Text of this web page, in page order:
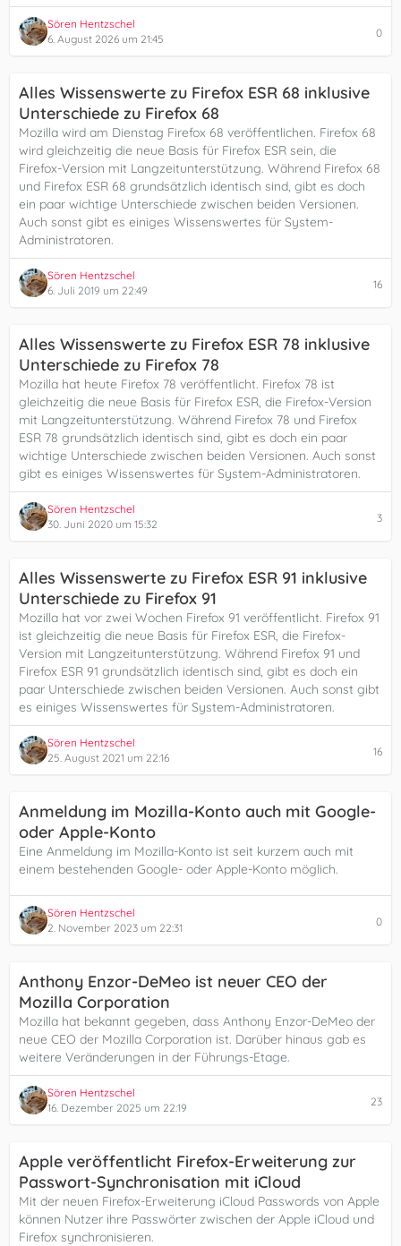
Sören Hentzschel
6. August 2026 um 21:45
0
Alles Wissenswerte zu Firefox ESR 68 inklusive
Unterschiede zu Firefox 68
Mozilla wird am Dienstag Firefox 68 veröffentlichen. Firefox 68
wird gleichzeitig die neue Basis für Firefox ESR sein, die
Firefox-Version mit Langzeitunterstützung. Während Firefox 68
und Firefox ESR 68 grundsätzlich identisch sind, gibt es doch
ein paar wichtige Unterschiede zwischen beiden Versionen.
Auch sonst gibt es einiges Wissenswertes für System-
Administratoren.
Sören Hentzschel
6. Juli 2019 um 22:49
16
Alles Wissenswerte zu Firefox ESR 78 inklusive
Unterschiede zu Firefox 78
Mozilla hat heute Firefox 78 veröffentlicht. Firefox 78 ist
gleichzeitig die neue Basis für Firefox ESR, die Firefox-Version
mit Langzeitunterstützung. Während Firefox 78 und Firefox
ESR 78 grundsätzlich identisch sind, gibt es doch ein paar
wichtige Unterschiede zwischen beiden Versionen. Auch sonst
gibt es einiges Wissenswertes für System-Administratoren.
Sören Hentzschel
30. Juni 2020 um 15:32
3
Alles Wissenswerte zu Firefox ESR 91 inklusive
Unterschiede zu Firefox 91
Mozilla hat vor zwei Wochen Firefox 91 veröffentlicht. Firefox 91
ist gleichzeitig die neue Basis für Firefox ESR, die Firefox-
Version mit Langzeitunterstützung. Während Firefox 91 und
Firefox ESR 91 grundsätzlich identisch sind, gibt es doch ein
paar Unterschiede zwischen beiden Versionen. Auch sonst gibt
es einiges Wissenswertes für System-Administratoren.
Sören Hentzschel
25. August 2021 um 22:16
16
Anmeldung im Mozilla-Konto auch mit Google-
oder Apple-Konto
Eine Anmeldung im Mozilla-Konto ist seit kurzem auch mit
einem bestehenden Google- oder Apple-Konto möglich.
Sören Hentzschel
2. November 2023 um 22:31
0
Anthony Enzor-DeMeo ist neuer CEO der
Mozilla Corporation
Mozilla hat bekannt gegeben, dass Anthony Enzor-DeMeo der
neue CEO der Mozilla Corporation ist. Darüber hinaus gab es
weitere Veränderungen in der Führungs-Etage.
Sören Hentzschel
16. Dezember 2025 um 22:19
23
Apple veröffentlicht Firefox-Erweiterung zur
Passwort-Synchronisation mit iCloud
Mit der neuen Firefox-Erweiterung iCloud Passwords von Apple
können Nutzer ihre Passwörter zwischen der Apple iCloud und
Firefox synchronisieren.